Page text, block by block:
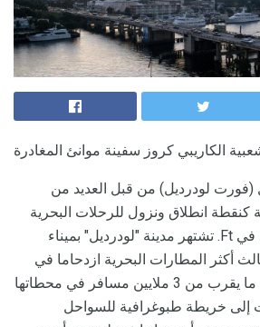
الكاريبي كروز سفينة موانئ المغادرة
لودرديل) من قبل العديد من
انطلاق ونزول للرحلات البحرية
الكاريبية. المنفذ الفعلي في Ft. تشتهر مدينة "لودرديل" بميناء
أكثر المطارات البحرية ازدحاما في
العالم ، حيث تستقطب ما يقرب من 3 ملايين مسافر في محطاتها
11. إذا نظرت إلى خريطة طبوغرافية للسواحل